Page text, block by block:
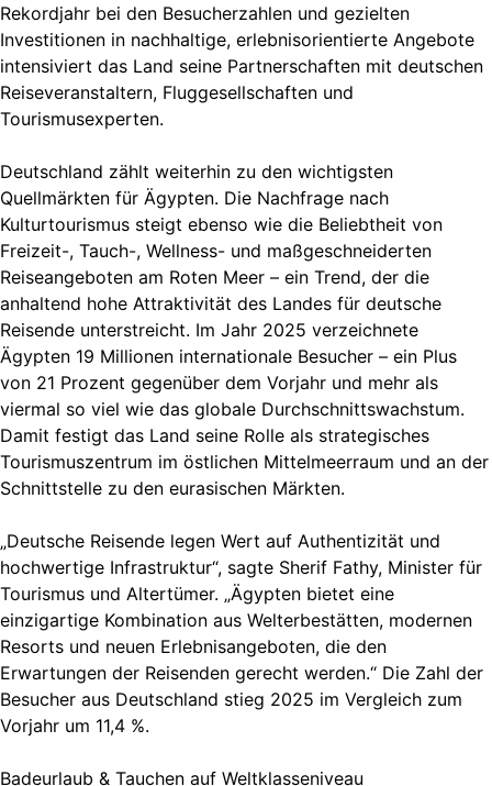
Rekordjahr bei den Besucherzahlen und gezielten
Investitionen in nachhaltige, erlebnisorientierte Angebote
intensiviert das Land seine Partnerschaften mit deutschen
Reiseveranstaltern, Fluggesellschaften und
Tourismusexperten.
Deutschland zählt weiterhin zu den wichtigsten
Quellmärkten für Ägypten. Die Nachfrage nach
Kulturtourismus steigt ebenso wie die Beliebtheit von
Freizeit-, Tauch-, Wellness- und maßgeschneiderten
Reiseangeboten am Roten Meer – ein Trend, der die
anhaltend hohe Attraktivität des Landes für deutsche
Reisende unterstreicht. Im Jahr 2025 verzeichnete
Ägypten 19 Millionen internationale Besucher – ein Plus
von 21 Prozent gegenüber dem Vorjahr und mehr als
viermal so viel wie das globale Durchschnittswachstum.
Damit festigt das Land seine Rolle als strategisches
Tourismuszentrum im östlichen Mittelmeerraum und an der
Schnittstelle zu den eurasischen Märkten.
„Deutsche Reisende legen Wert auf Authentizität und
hochwertige Infrastruktur“, sagte Sherif Fathy, Minister für
Tourismus und Altertümer. „Ägypten bietet eine
einzigartige Kombination aus Welterbestätten, modernen
Resorts und neuen Erlebnisangeboten, die den
Erwartungen der Reisenden gerecht werden.“ Die Zahl der
Besucher aus Deutschland stieg 2025 im Vergleich zum
Vorjahr um 11,4 %.
Badeurlaub & Tauchen auf Weltklasseniveau